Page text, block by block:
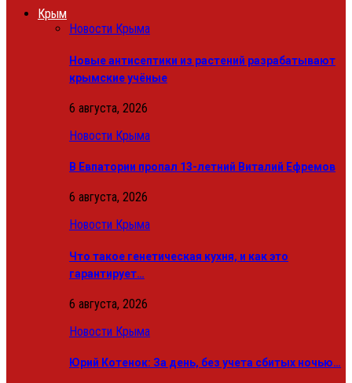
Крым
Новости Крыма
Новые антисептики из растений разрабатывают
крымские учёные
6 августа, 2026
Новости Крыма
В Евпатории пропал 13-летний Виталий Ефремов
6 августа, 2026
Новости Крыма
Что такое генетическая кухня, и как это
гарантирует…
6 августа, 2026
Новости Крыма
Юрий Котенок: За день, без учета сбитых ночью…